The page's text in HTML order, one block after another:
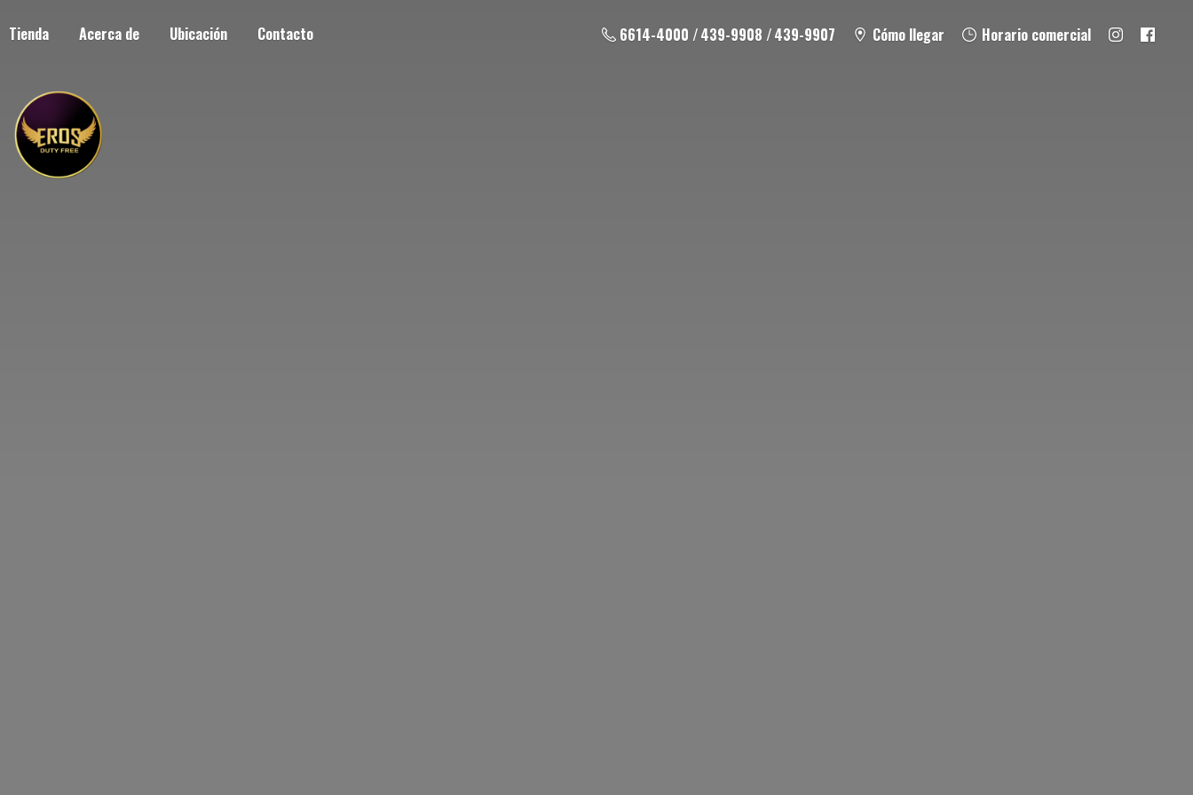
Tienda Acerca de Ubicación Contacto 6614-4000 / 439-9908 / 439-9907 Cómo llegar Horario comercial